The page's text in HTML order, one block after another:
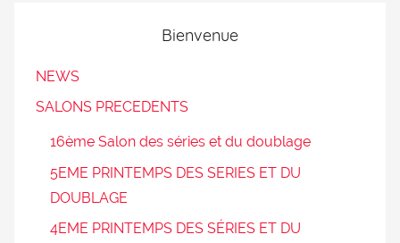
Bienvenue
NEWS
SALONS PRECEDENTS
16ème Salon des séries et du doublage
5EME PRINTEMPS DES SERIES ET DU
DOUBLAGE
4EME PRINTEMPS DES SÉRIES ET DU